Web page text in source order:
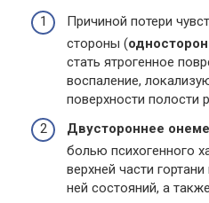
Причиной потери
стороны (
стать ятрогенное
воспаление,
поверхности полости
Двустороннее
болью психогенного
верхней части
ней состояний, а